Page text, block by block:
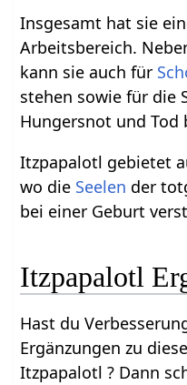
Insgesamt hat sie
Arbeitsbereich.
kann sie auch für
stehen sowie für die
Hungersnot und Tod
Itzpapalotl gebietet
wo die Seelen der
bei einer Geburt
Itzpapalotl
Hast du
Ergänzungen zu
Itzpapalotl ? Dann